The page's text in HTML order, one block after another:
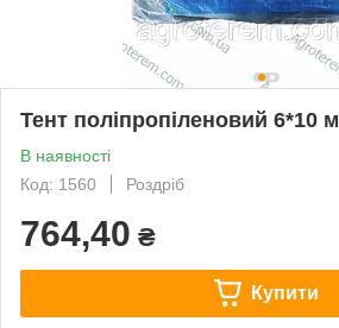
Тент поліпропіленовий 6*10 м
В наявності
Код: 1560
Роздріб
764,40 ₴
Купити